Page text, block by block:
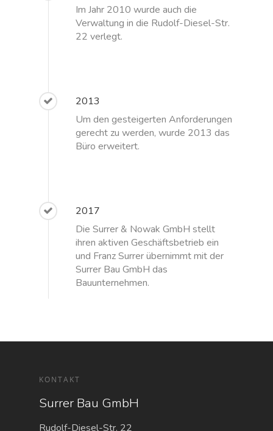
Im Jahr 2010 wurde auch die
Verwaltung in die Rudolf-Diesel-Str.
22 verlegt.
2013
Um den gesteigerten Anforderungen
gerecht zu werden, wurde 2013 das
Büro erweitert.
2017
Die Surrer & Nowak GmbH stellt
ihren aktiven Geschäftsbetrieb ein
und Franz Surrer übernimmt mit der
Surrer Bau GmbH das
Bauunternehmen.
KONTAKT
Surrer Bau GmbH
Rudolf-Diesel-Str. 22